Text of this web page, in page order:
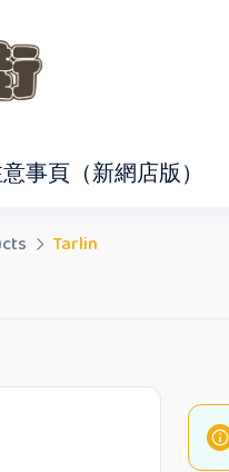
事頁（新網店版）
Tarlin